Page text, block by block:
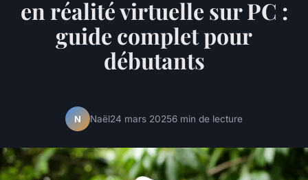
en réalité virtuelle sur PC :
guide complet pour
débutants
N Naël24 mars 20256 min de lecture